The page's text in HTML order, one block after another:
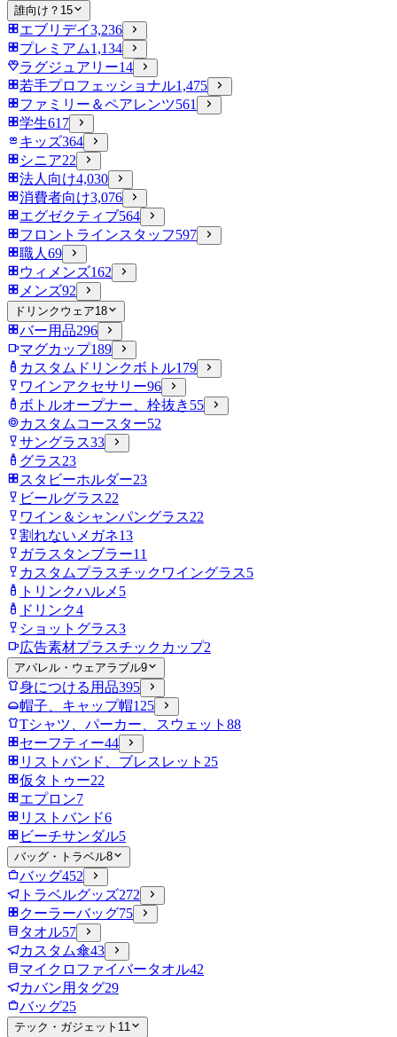
誰向け？ 15
エブリデイ3,236
プレミアム1,134
ラグジュアリー14
若手プロフェッショナル1,475
ファミリー＆ペアレンツ561
学生617
キッズ364
シニア22
法人向け4,030
消費者向け3,076
エグゼクティブ564
フロントラインスタッフ597
職人 69
ウィメンズ162
メンズ92
ドリンクウェア18
バー用品296
マグカップ189
カスタムドリンクボトル179
ワインアクセサリー96
ボトルオープナー、栓抜き 55
カスタムコースター52
サングラス33
グラス23
スタビーホルダー23
ビールグラス22
ワイン＆シャンパングラス22
割れないメガネ13
ガラスタンブラー11
カスタムプラスチックワイングラス5
トリンクハルメ 5
ドリンク4
ショットグラス3
広告素材プラスチックカップ2
アパレル・ウェアラブル9
身につける用品395
帽子、キャップ帽125
Tシャツ、パーカー、スウェット 88
セーフティー44
リストバンド、ブレスレット 25
仮タトゥー22
エプロン7
リストバンド6
ビーチサンダル5
バッグ・トラベル8
バッグ452
トラベルグッズ272
クーラーバッグ75
タオル57
カスタム傘43
マイクロファイバータオル42
カバン用タグ29
バッグ25
テック・ガジェット 11